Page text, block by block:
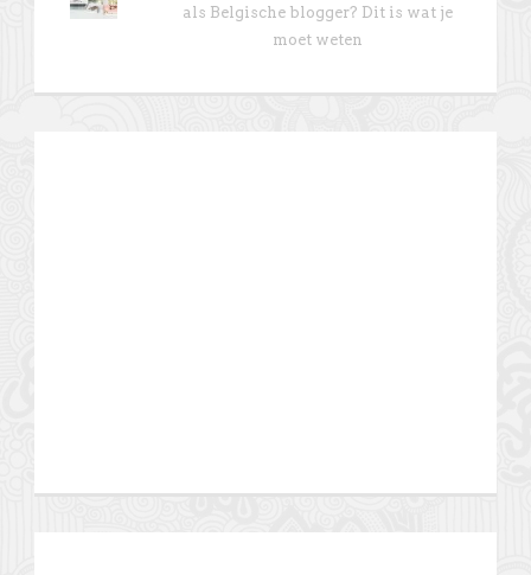
als Belgische blogger? Dit is wat je
moet weten